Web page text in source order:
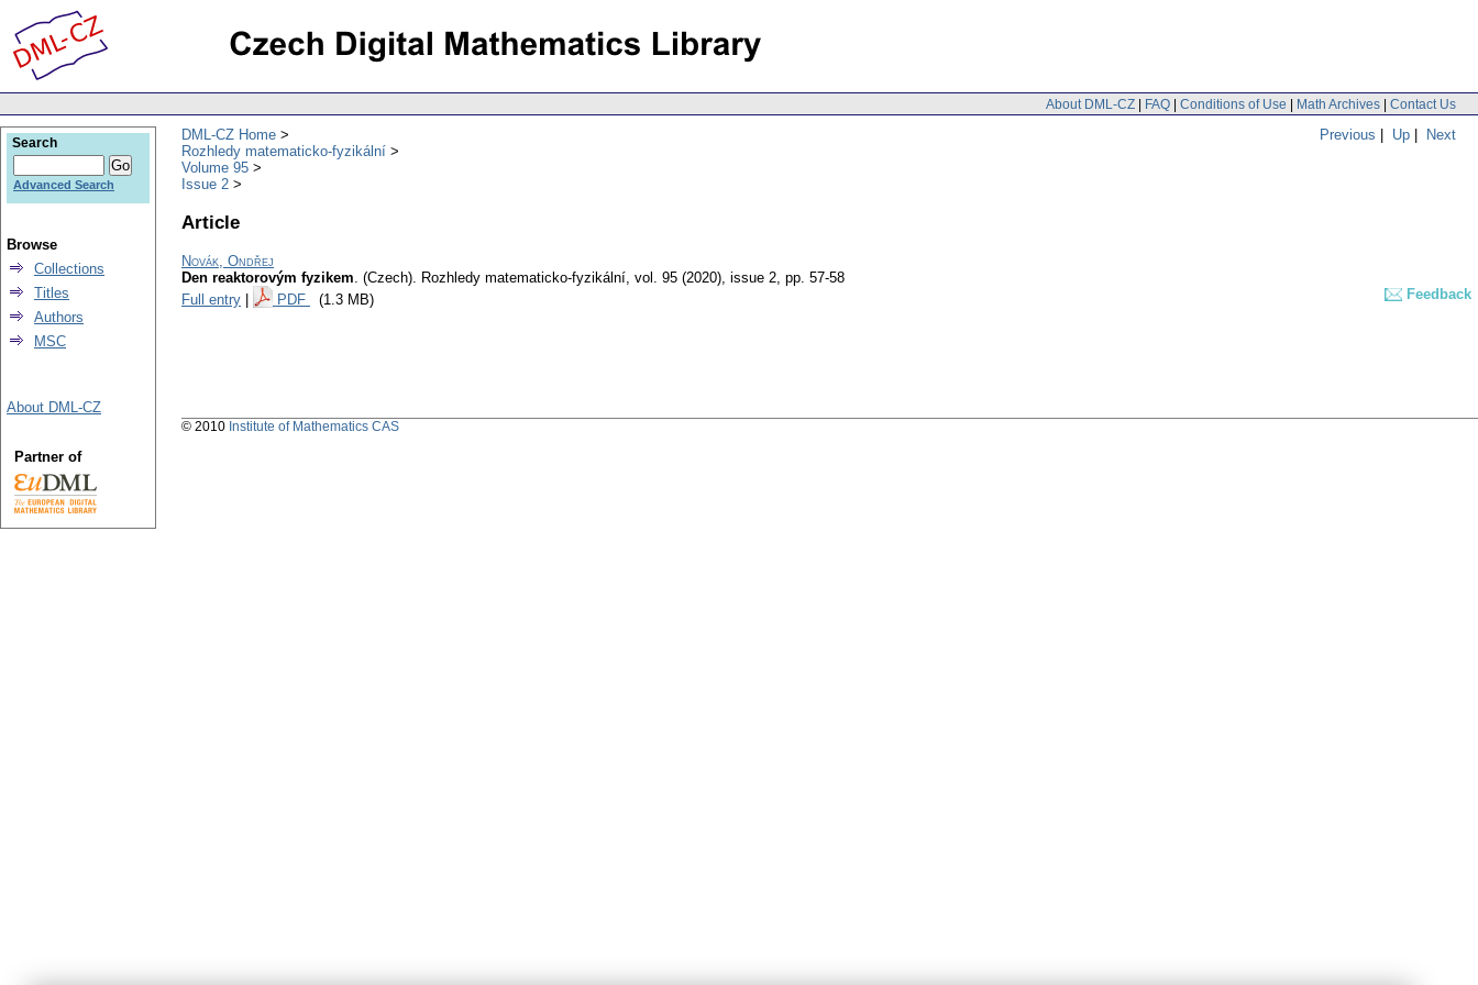
About DML-CZ | FAQ | Conditions of Use | Math Archives | Contact Us
Previous | Up | Next
DML-CZ Home
Rozhledy matematicko-fyzikální
Volume 95
Issue 2
Article
Novák, Ondřej
Den reaktorovým fyzikem. (Czech). Rozhledy matematicko-fyzikální, vol. 95 (2020), issue 2, pp. 57-58
Full entry
PDF (1.3 MB) Feedback
Search
Advanced Search
Browse
Collections
Titles
Authors
MSC
About DML-CZ
Partner of
© 2010 Institute of Mathematics CAS